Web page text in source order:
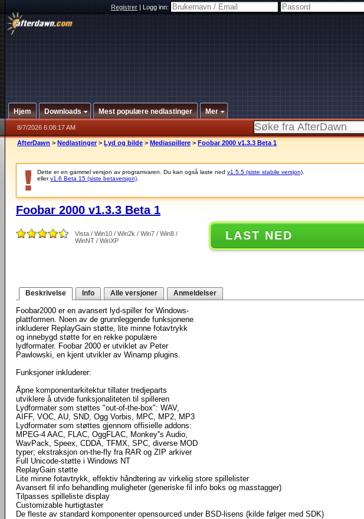
Registrer|Logg inn:
Hjem Downloads Mest populære nedlastinger Mer
8/7/2026 6:08:17 AM
AfterDawn > Nedlastinger > Lyd og bilde > Mediaspillere > Foobar 2000 v1.3.3 Beta 1
Dette er en gammel versjon av programvaren. Du kan også laste ned v1.5.5 (siste stabile versjon)
ellerv1.6 Beta 15 (siste betaversjon)
Foobar 2000 v1.3.3 Beta 1
Vista / Win10 / Win2k / Win7 / Win8 /
WinNT / WinXP
LAST NED
Beskrivelse Info Alle versjoner Anmeldelser
Foobar2000 er en avansert lyd-spiller for Windows-
plattformen. Noen av de grunnleggende funksjonene
inkluderer ReplayGain støtte, lite minne fotavtrykk
og innebygd støtte for en rekke populære
lydformater. Foobar 2000 er utviklet av Peter
Pawlowski, en kjent utvikler av Winamp plugins.
Funksjoner inkluderer:
Åpne komponentarkitektur tillater tredjeparts
utviklere å utvide funksjonaliteten til spilleren
Lydformater som støttes "out-of-the-box": WAV,
AIFF, VOC, AU, SND, Ogg Vorbis, MPC, MP2, MP3
Lydformater som støttes gjennom offisielle addons:
MPEG-4 AAC, FLAC, OggFLAC, Monkey''s Audio,
WavPack, Speex, CDDA, TFMX, SPC, diverse MOD
typer; ekstraksjon on-the-fly fra RAR og ZIP arkiver
Full Unicode-støtte i Windows NT
ReplayGain støtte
Lite minne fotavtrykk, effektiv håndtering av virkelig store spillelister
Avansert fil info behandling muligheter (generiske fil info boks og masstagger)
Tilpasses spilleliste display
Customizable hurtigtaster
De fleste av standard komponenter opensourced under BSD-lisens (kilde følger med SDK)